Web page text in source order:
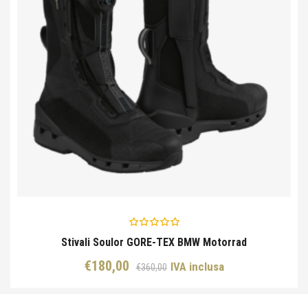
Stivali Soulor GORE-TEX BMW Motorrad
€360,00 Il
€180,00
Il
IVA inclusa